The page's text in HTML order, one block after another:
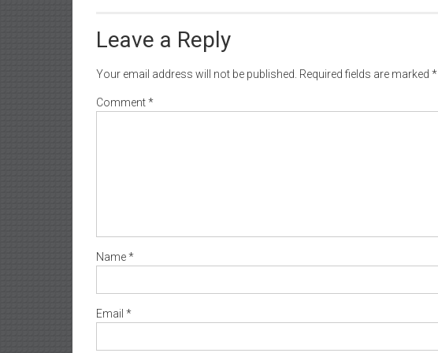
Leave a Reply
Your email address will not be published. Required fields are marked *
Comment*
Name*
Email *